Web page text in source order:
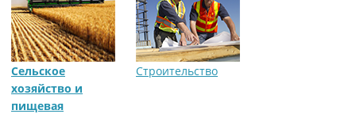
Сельское
хозяйство и
пищевая
Строительство